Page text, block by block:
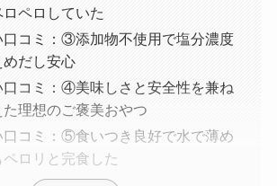
ロペロしていた
口コミ：③添加物不使用で塩分濃度
めだし安心
口コミ：④美味しさと安全性を兼ね
た理想のご褒美おやつ
口コミ：⑤食いつき良好で水で薄め
ペロリと完食した